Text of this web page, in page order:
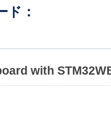
ド：
with